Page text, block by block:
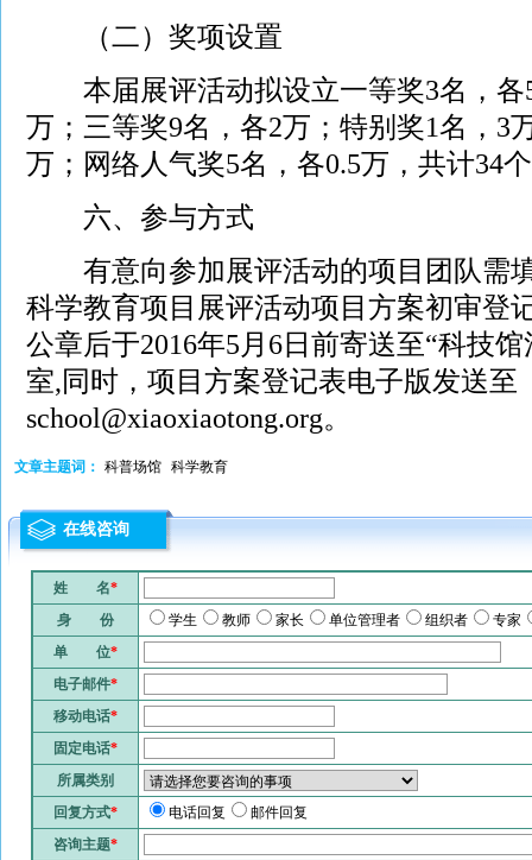
（二）奖项设置
本届展评活动拟设立一等奖3名，各
万；三等奖9名，各2万；特别奖1名，3
万；网络人气奖5名，各0.5万，共计34
六、参与方式
有意向参加展评活动的项目团队需
科学教育项目展评活动项目方案初审登
公章后于2016年5月6日前寄送至“科技
室,同时，项目方案登记表电子版发送至
school@xiaoxiaotong.org。
文章主题词： 科普场馆 科学教育
在线咨询
姓 名*
身 份
学生 教师 家长 单位管理者 组织者
专家
单 位*
电子邮件*
移动电话*
固定电话*
所属类别
回复方式* 电话回复
邮件回复
咨询主题*